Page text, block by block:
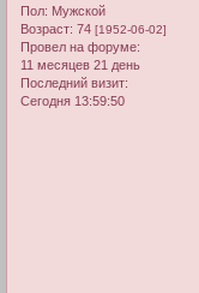
Пол: Мужской
Возраст: 74 [1952-06-02]
Провел на форуме:
11 месяцев 21 день
Последний визит:
Сегодня 13:59:50